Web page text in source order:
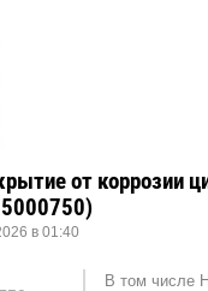
от коррозии
в 01:40
В том числе